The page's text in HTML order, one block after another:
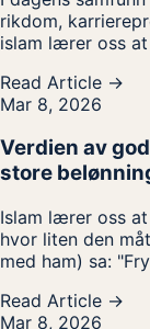
rikdom,
islam lærer oss
Read Article →
Mar 8, 2026
Verdien av
store
Islam lærer oss
hvor liten den
med ham) sa:
Read Article →
Mar 8, 2026